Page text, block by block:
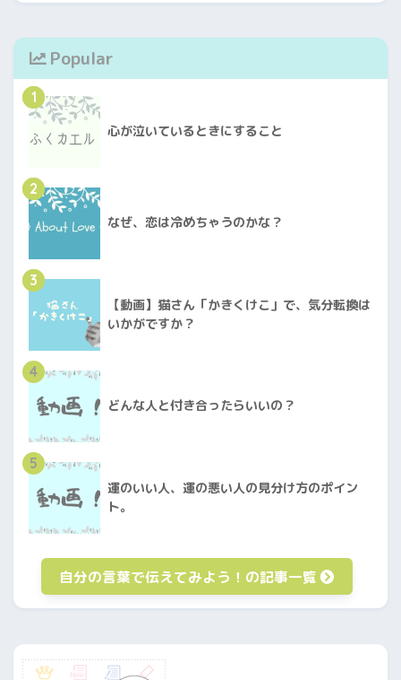
Popular
1
心が泣いているときにすること
2
なぜ、恋は冷めちゃうのかな？
3
【動画】猫さん「かきくけこ」で、気分転換は
いかがですか？
4
どんな人と付き合ったらいいの？
5
運のいい人、運の悪い人の見分け方のポイン
ト。
自分の言葉で伝えてみよう！の記事一覧